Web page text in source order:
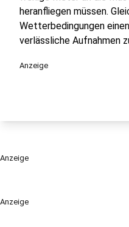
Anzeige
heranfliegen müssen.
Wetterbedingungen
verlässliche Aufnahmen
Anzeige
Anzeige